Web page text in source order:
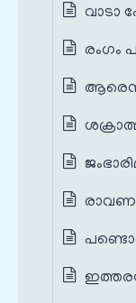
വാടാ
രംഗം